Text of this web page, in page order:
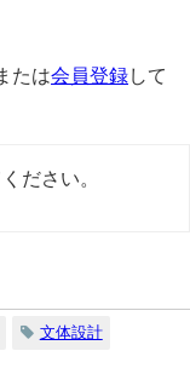
たは会員登録して
ださい。
文体設計